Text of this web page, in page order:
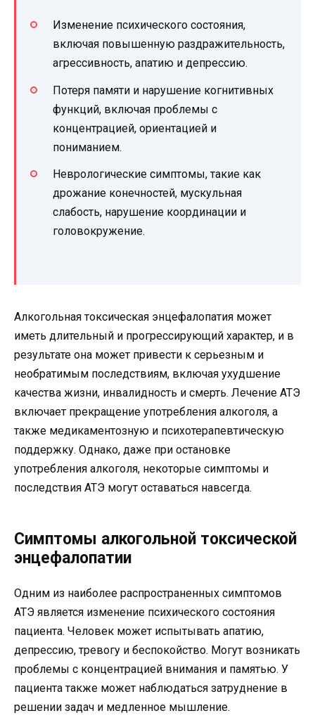
Изменение психического состояния,
включая повышенную раздражительность,
агрессивность, апатию и депрессию.
Потеря памяти и нарушение когнитивных
функций, включая проблемы с
концентрацией, ориентацией и
пониманием.
Неврологические симптомы, такие как
дрожание конечностей, мускульная
слабость, нарушение координации и
головокружение.
Алкогольная токсическая энцефалопатия может
иметь длительный и прогрессирующий характер, и в
результате она может привести к серьезным и
необратимым последствиям, включая ухудшение
качества жизни, инвалидность и смерть. Лечение АТЭ
включает прекращение употребления алкоголя, а
также медикаментозную и психотерапевтическую
поддержку. Однако, даже при остановке
употребления алкоголя, некоторые симптомы и
последствия АТЭ могут оставаться навсегда.
Симптомы алкогольной токсической
энцефалопатии
Одним из наиболее распространенных симптомов
АТЭ является изменение психического состояния
пациента. Человек может испытывать апатию,
депрессию, тревогу и беспокойство. Могут возникать
проблемы с концентрацией внимания и памятью. У
пациента также может наблюдаться затруднение в
решении задач и медленное мышление.